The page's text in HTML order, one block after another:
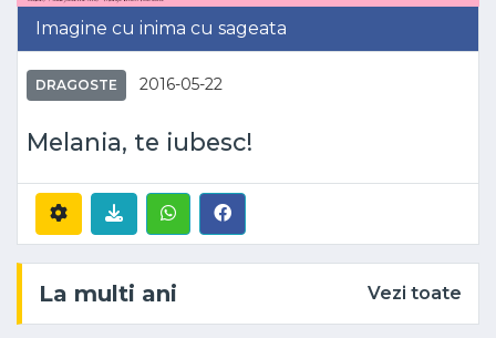
Imagine cu inima cu sageata
DRAGOSTE 2016-05-22
Melania, te iubesc!
La multi ani Vezi toate